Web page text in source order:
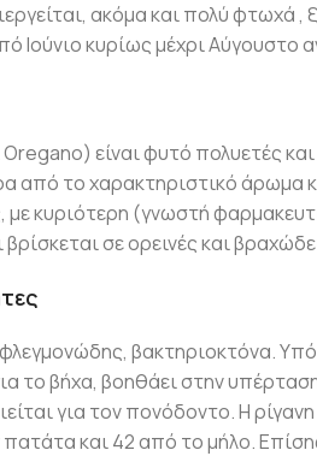
ακόμα και πολύ
Ιούνιο κυρίως μέχρι Αύγουστο
είναι φυτό πολυετές
από το χαρακτηριστικό άρωμα
με κυριότερη (γνωστή
σε ορεινές και
βακτηριοκτόνα.
το βήχα, βοηθάει στην
για τον πονόδοντο. Η
και 42 από το μήλο.